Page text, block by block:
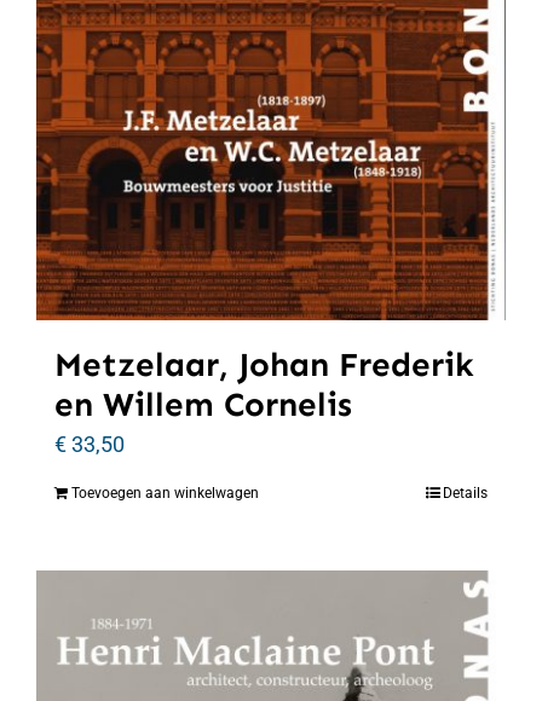
Metzelaar, Johan Frederik
en Willem Cornelis
€33,50
Toevoegen aan winkelwagen Details